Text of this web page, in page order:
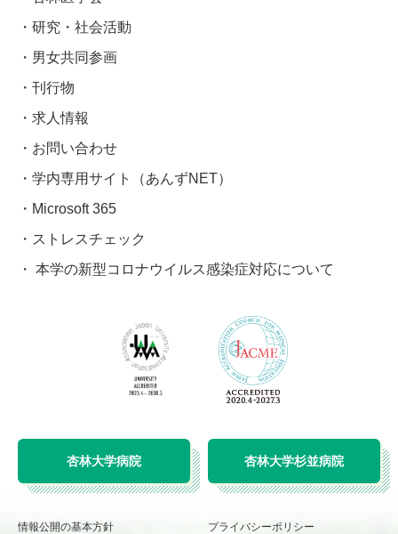
研究・社会活動
男女共同参画
刊行物
求人情報
お問い合わせ
学内専用サイト（あんずNET）
Microsoft 365
ストレスチェック
本学の新型コロナウイルス感染症対応について
杏林大学病院 杏林大学杉並病院
情報公開の基本方針 プライバシーポリシー